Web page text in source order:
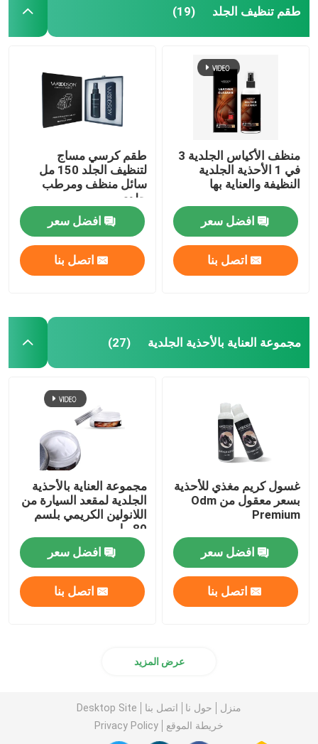
طقم تنظيف الجلد (19)
منظف ​​الأكياس الجلدية 3
في 1 الأحذية الجلدية
النظيفة والعناية بها
افضل سعر
اتصل بنا
طقم كرسي مساج
لتنظيف الجلد 150 مل
سائل منظف ومرطب
جلدي
افضل سعر
اتصل بنا
مجموعة العناية بالأحذية الجلدية (27)
غسول كريم مغذي للأحذية
بسعر معقول من Odm
Premium
افضل سعر
اتصل بنا
مجموعة العناية بالأحذية
الجلدية لمقعد السيارة من
اللانولين الكريمي بلسم
80 مل
افضل سعر
اتصل بنا
عرض المزيد
منزل حول نا اتصل بنا
Desktop Site
خريطة الموقع
Privacy Policy